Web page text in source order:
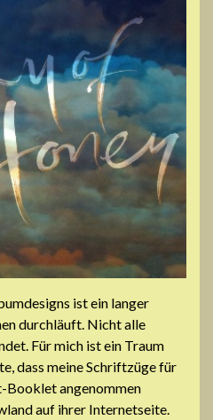
ist ein langer
durchläuft. Nicht alle
Für mich ist ein Traum
dass meine Schriftzüge für
angenommen
auf ihrer Internetseite.